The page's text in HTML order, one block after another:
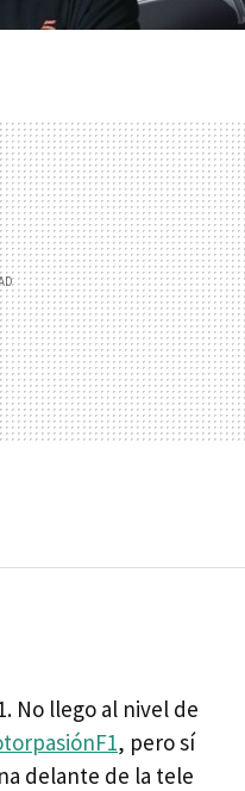
No llego al nivel de
, pero sí
delante de la tele